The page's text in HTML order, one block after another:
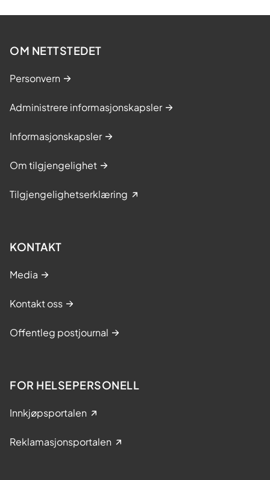
OM NETTSTEDET
Personvern
Administrere informasjonskapsler
Informasjonskapsler
Om tilgjengelighet
Tilgjengelighetserklæring
KONTAKT
Media
Kontakt oss
Offentleg postjournal
FOR HELSEPERSONELL
Innkjøpsportalen
Reklamasjonsportalen